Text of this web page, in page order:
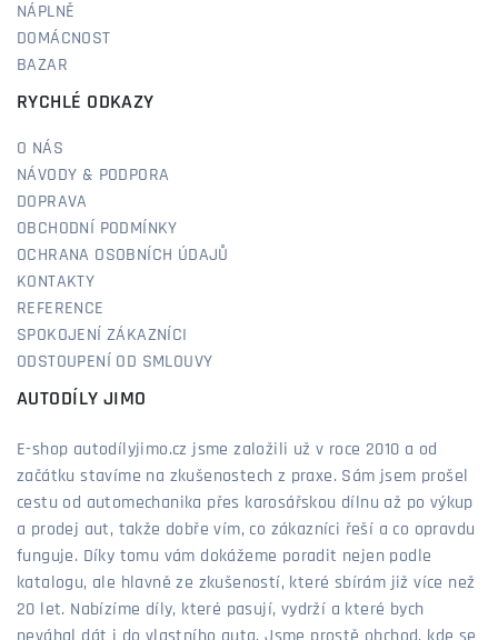
NÁPLNĚ
DOMÁCNOST
BAZAR
RYCHLÉ ODKAZY
O NÁS
NÁVODY & PODPORA
DOPRAVA
OBCHODNÍ PODMÍNKY
OCHRANA OSOBNÍCH ÚDAJŮ
KONTAKTY
REFERENCE
SPOKOJENÍ ZÁKAZNÍCI
ODSTOUPENÍ OD SMLOUVY
AUTODÍLY JIMO
E-shop autodílyjimo.cz jsme založili už v roce 2010 a od
začátku stavíme na zkušenostech z praxe. Sám jsem prošel
cestu od automechanika přes karosářskou dílnu až po výkup
a prodej aut, takže dobře vím, co zákazníci řeší a co opravdu
funguje. Díky tomu vám dokážeme poradit nejen podle
katalogu, ale hlavně ze zkušeností, které sbírám již více než
20 let. Nabízíme díly, které pasují, vydrží a které bych